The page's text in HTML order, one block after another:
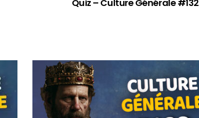
Quiz – Culture Générale #132